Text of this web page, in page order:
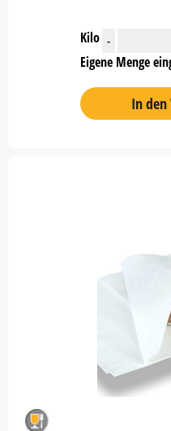
Kilo -
Eigene Menge
In